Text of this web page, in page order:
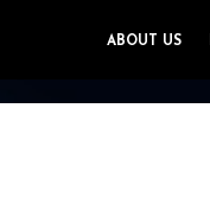
ABOUT US